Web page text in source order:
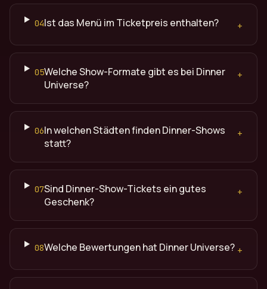
04Ist das Menü im Ticketpreis enthalten? +
05Welche Show-Formate gibt es bei Dinner
Universe?
+
06In welchen Städten finden Dinner-Shows
statt?
+
07Sind Dinner-Show-Tickets ein gutes
Geschenk?
+
08Welche Bewertungen hat Dinner Universe? +